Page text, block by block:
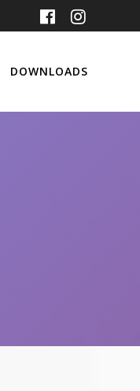
DOWNLOADS